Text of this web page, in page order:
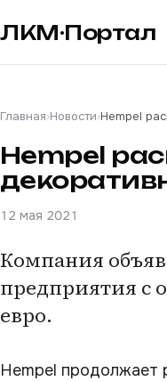
ЛКМ·Портал
Главная›Новости›Hempel
Hempel
12 мая 2021
Компания
предприятия с
евро.
Hempel продолжает